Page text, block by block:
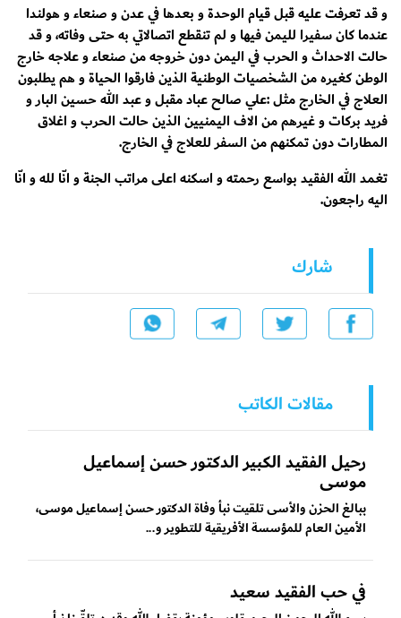
و قد تعرفت عليه قبل قيام الوحدة و بعدها في عدن و صنعاء و هولندا
عندما كان سفيرا لليمن فيها و لم تنقطع اتصالاتي به حتى وفاته، و قد
حالت الاحداث و الحرب في اليمن دون خروجه من صنعاء و علاجه خارج
الوطن كغيره من الشخصيات الوطنية الذين فارقوا الحياة و هم يطلبون
العلاج في الخارج مثل :علي صالح عباد مقبل و عبد الله حسين البار و
فريد بركات و غيرهم من الاف اليمنيين الذين حالت الحرب و اغلاق
المطارات دون تمكنهم من السفر للعلاج في الخارج.
تغمد الله الفقيد بواسع رحمته و اسكنه اعلى مراتب الجنة و انّا لله و انّا
اليه راجعون.
شارك
مقالات الكاتب
رحيل الفقيد الكبير الدكتور حسن إسماعيل
موسى
ببالغ الحزن والأسى تلقيت نبأ وفاة الدكتور حسن إسماعيل موسى،
الأمين العام للمؤسسة الأفريقية للتطوير و...
في حب الفقيد سعيد